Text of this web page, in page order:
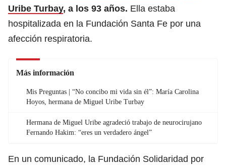
Uribe Turbay, a los 93 años. Ella estaba
hospitalizada en la Fundación Santa Fe por una
afección respiratoria.
Más información
Mis Preguntas | “No concibo mi vida sin él”: María Carolina
Hoyos, hermana de Miguel Uribe Turbay
Hermana de Miguel Uribe agradeció trabajo de neurocirujano
Fernando Hakim: “eres un verdadero ángel”
En un comunicado, la Fundación Solidaridad por